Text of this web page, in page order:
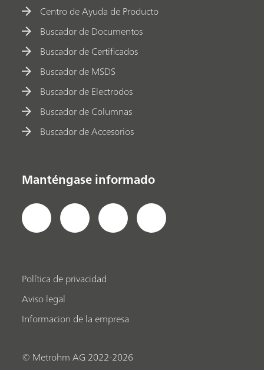
Centro de Ayuda de Producto
Buscador de Documentos
Buscador de Certificados
Buscador de MSDS
Buscador de Electrodos
Buscador de Columnas
Buscador de Accesorios
Manténgase informado
Política de privacidad
Aviso legal
Informacion de la empresa
© Metrohm AG 2022-2026